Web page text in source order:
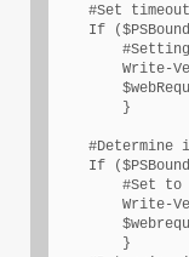
    #Set timeout
If
Write-
        }
#Determine
If
#Set to
Write-
        }